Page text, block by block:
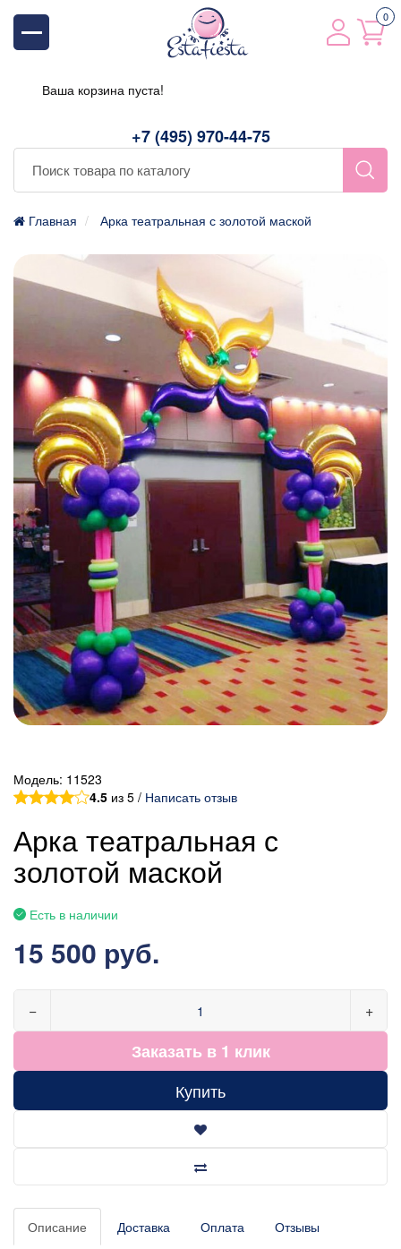
+7 (495) 970-44-75
0
Ваша корзина пуста!
Главная Арка театральная с золотой маской
Модель: 11523
4.5 из 5 / Написать отзыв
Арка театральная с
золотой маской
Есть в наличии
15 500 руб.
− +
Заказать в 1 клик
Купить
Описание Доставка Оплата Отзывы